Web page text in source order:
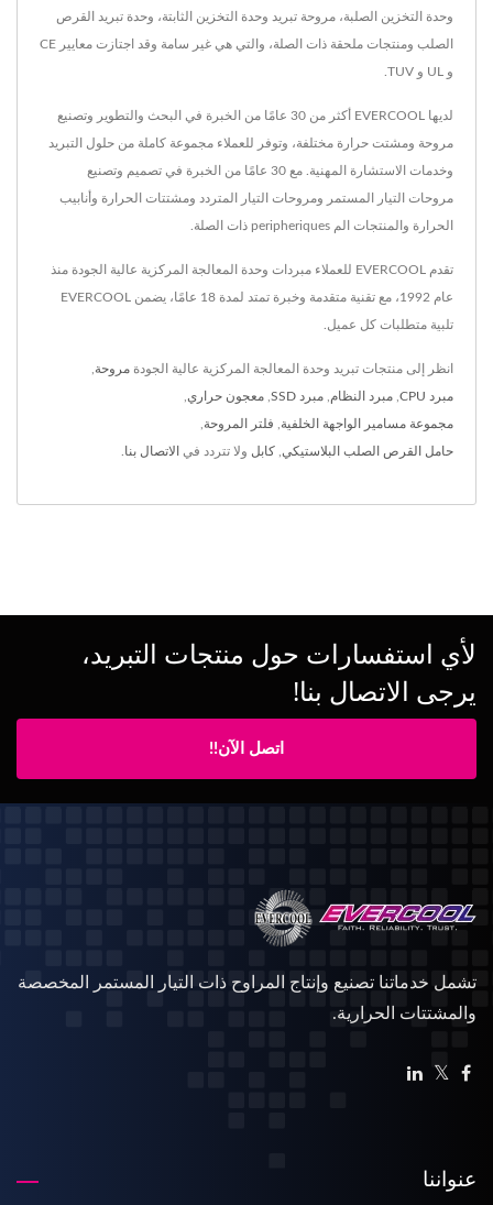
وحدة التخزين الصلبة، مروحة تبريد وحدة التخزين الثابتة، وحدة تبريد القرص
الصلب ومنتجات ملحقة ذات الصلة، والتي هي غير سامة وقد اجتازت معايير CE
و UL و TUV.
لديها EVERCOOL أكثر من 30 عامًا من الخبرة في البحث والتطوير وتصنيع
مروحة ومشتت حرارة مختلفة، وتوفر للعملاء مجموعة كاملة من حلول التبريد
وخدمات الاستشارة المهنية. مع 30 عامًا من الخبرة في تصميم وتصنيع
مروحات التيار المستمر ومروحات التيار المتردد ومشتتات الحرارة وأنابيب
الحرارة والمنتجات الم peripheriques ذات الصلة.
تقدم EVERCOOL للعملاء مبردات وحدة المعالجة المركزية عالية الجودة منذ
عام 1992، مع تقنية متقدمة وخبرة تمتد لمدة 18 عامًا، يضمن EVERCOOL
تلبية متطلبات كل عميل.
انظر إلى منتجات تبريد وحدة المعالجة المركزية عالية الجودة مروحة
مبرد CPU مبرد النظام مبرد SSD معجون حراري
مجموعة مسامير الواجهة الخلفية فلتر المروحة
حامل القرص الصلب البلاستيكي كابل ولا تتردد في الاتصال بنا
لأي استفسارات حول منتجات التبريد،
يرجى الاتصال بنا!
اتصل الآن!!
تشمل خدماتنا تصنيع وإنتاج المراوح ذات التيار المستمر المخصصة
والمشتتات الحرارية.
عنواننا